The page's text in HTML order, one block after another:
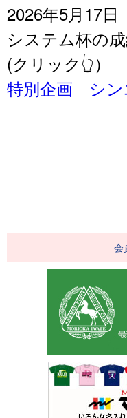
2026年5月17
システム杯の
(クリック👆）
特別企画 シン
会